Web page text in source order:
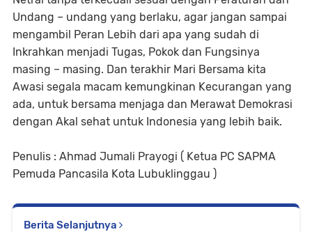
Undang – undang yang berlaku, agar jangan sampai
mengambil Peran Lebih dari apa yang sudah di
Inkrahkan menjadi Tugas, Pokok dan Fungsinya
masing – masing. Dan terakhir Mari Bersama kita
Awasi segala macam kemungkinan Kecurangan yang
ada, untuk bersama menjaga dan Merawat Demokrasi
dengan Akal sehat untuk Indonesia yang lebih baik.
Penulis : Ahmad Jumali Prayogi ( Ketua PC SAPMA
Pemuda Pancasila Kota Lubuklinggau )
Berita Selanjutnya